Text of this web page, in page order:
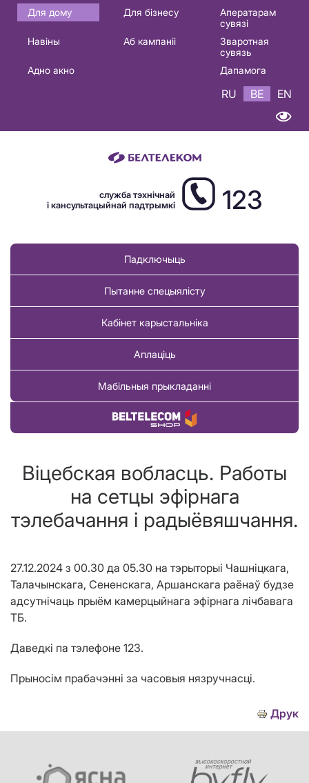
Основная
навигация
Для дому Для бізнесу
Аператарам
сувязі
Навіны
Аб кампаніі
Зваротная
сувязь
Адно акно
Дапамога
RU BE EN
служба тэхнічнай
і кансультацыйнай падтрымкі
123
Падключыць
Пытанне спецыялісту
Кабінет карыстальніка
Аплаціць
Мабільныя прыкладанні
Купіць тавар
Віцебская вобласць. Работы
на сетцы эфірнага
тэлебачання і радыёвяшчання.
27.12.2024 з 00.30 да 05.30 на тэрыторыі Чашніцкага,
Талачынскага, Сененскага, Аршанскага раёнаў будзе
адсутнічаць прыём камерцыйнага эфірнага лічбавага
ТБ.
Даведкі па тэлефоне 123.
Прыносім прабачэнні за часовыя нязручнасці.
Друк